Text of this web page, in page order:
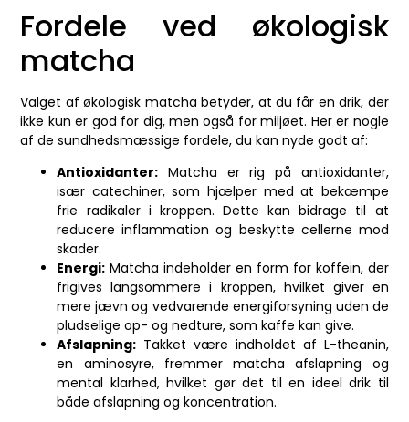
Fordele ved økologisk
matcha
Valget af økologisk matcha betyder, at du får en drik, der
ikke kun er god for dig, men også for miljøet. Her er nogle
af de sundhedsmæssige fordele, du kan nyde godt af:
Antioxidanter: Matcha er rig på antioxidanter,
især catechiner, som hjælper med at bekæmpe
frie radikaler i kroppen. Dette kan bidrage til at
reducere inflammation og beskytte cellerne mod
skader.
Energi: Matcha indeholder en form for koffein, der
frigives langsommere i kroppen, hvilket giver en
mere jævn og vedvarende energiforsyning uden de
pludselige op- og nedture, som kaffe kan give.
Afslapning: Takket være indholdet af L-theanin,
en aminosyre, fremmer matcha afslapning og
mental klarhed, hvilket gør det til en ideel drik til
både afslapning og koncentration.